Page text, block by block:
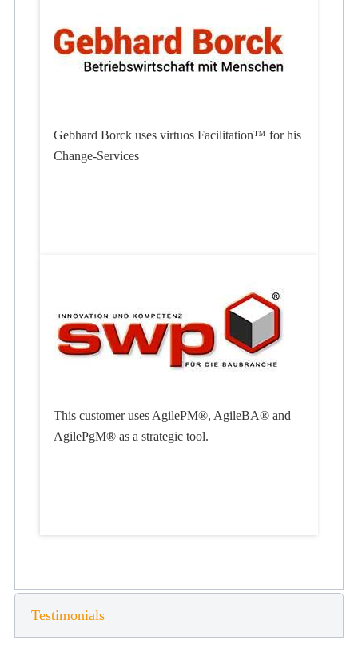
Gebhard Borck uses virtuos Facilitation™ for his
Change-Services
This customer uses AgilePM®, AgileBA® and
AgilePgM® as a strategic tool.
Testimonials